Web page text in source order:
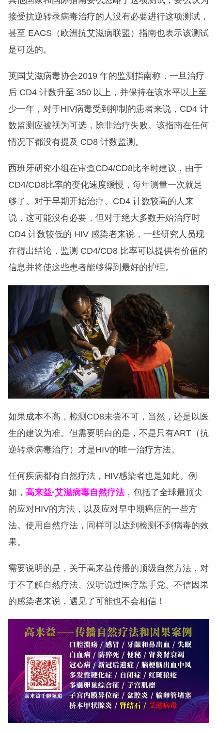
接受抗逆转录病毒治疗的人没有必要进行这项测试，
甚至 EACS（欧洲抗艾滋病联盟）指南也表示该测试
是可选的。
英国艾滋病毒协会2019 年的监测指南称，一旦治疗
后 CD4 计数升至 350 以上，并保持在该水平以上至
少一年，对于HIV病毒受到抑制的患者来说，CD4 计
数监测应被视为可选，除非治疗失败。该指南在任何
情况下都没有提及 CD8 计数监测。
西班牙研究小组在审查CD4/CD8比率时建议，由于
CD4/CD8比率的变化速度缓慢，每年测量一次就足
够了。对于早期开始治疗、CD4 计数较高的人来
说，这可能没有必要，但对于绝大多数开始治疗时
CD4 计数较低的 HIV 感染者来说，一些研究人员现
在得出结论，监测 CD4/CD8 比率可以提供有价值的
信息并将使这些患者能够得到最好的护理。
如果成本不高，检测CD8未尝不可，当然，还是以医
生的建议为准。但需要明白的是，不是只有ART（抗
逆转录病毒治疗）才是HIV的唯一治疗方法。
任何疾病都有自然疗法，HIV感染者也是如此。例
如， 高来益·艾滋病毒自然疗法，包括了全球最顶尖
的应对HIV的方法，以及应对早中期癌症的一些方
法。使用自然疗法，同样可以达到检测不到病毒的效
果。
需要说明的是，关于高来益传播的顶级自然方法，对
于不了解自然疗法、没听说过医疗黑手党、不信因果
的感染者来说，遇见了可能也不会相信！